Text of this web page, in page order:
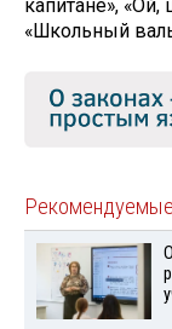
капитане», «Ой,
«Школьный